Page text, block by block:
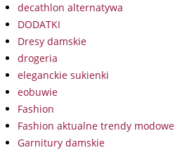
decathlon alternatywa
DODATKI
Dresy damskie
drogeria
eleganckie sukienki
eobuwie
Fashion
Fashion aktualne trendy modowe
Garnitury damskie